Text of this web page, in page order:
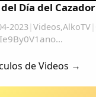
Día del Cazador
2023| Videos,AlkoTV|
de Videos →